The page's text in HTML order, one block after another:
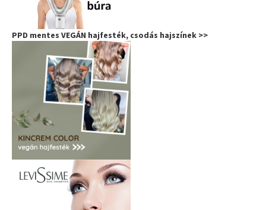
PPD mentes VEGÁN hajfesték, csodás hajszínek >>